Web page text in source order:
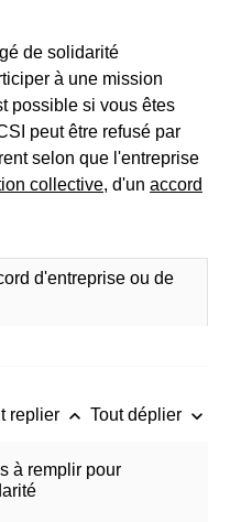
de solidarité
à une mission
possible si vous êtes
peut être refusé par
selon que l'entreprise
collective, d'un accord
d'entreprise ou de
replier keyboard_arrow_up Tout déplier keyboard_arrow_down
à remplir pour